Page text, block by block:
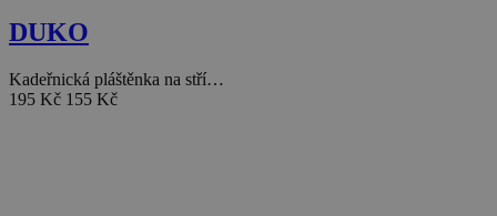
DUKO
Kadeřnická pláštěnka na stří…
195 Kč 155 Kč